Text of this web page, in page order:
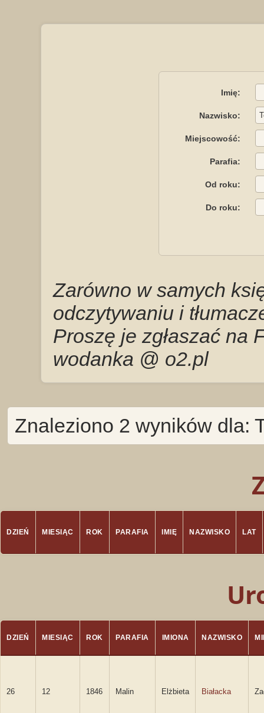
Imię:
Nazwisko:
Miejscowość:
Parafia:
Od roku:
Do roku:
Zarówno w samych
odczytywaniu i
Proszę je zgłaszać na
wodanka @ o2.pl
Znaleziono 2 wyników dla:
DZIEŃ MIESIĄC ROK PARAFIA IMIĘ NAZWISKO LAT
DZIEŃ MIESIĄC ROK PARAFIA IMIONA NAZWISKO
26 12 1846 Malin Elżbieta Białacka